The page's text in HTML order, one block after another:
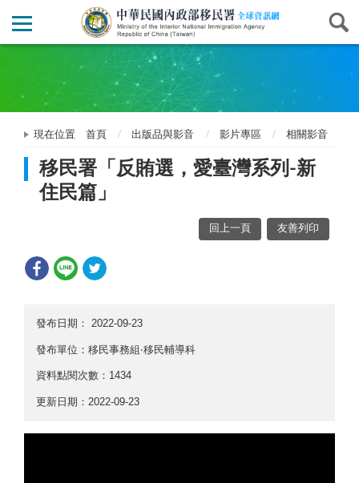
現在位置 首頁 出版品與影音 影片專區 相關影音
移民署「反賄選，愛臺灣系列-新
住民篇」
回上一頁 友善列印
發布日期： 2022-09-23
發布單位：移民事務組‧移民輔導科
資料點閱次數：1434
更新日期：2022-09-23